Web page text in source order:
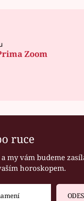
Zoom
ruce
my vám budeme
horoskopem.